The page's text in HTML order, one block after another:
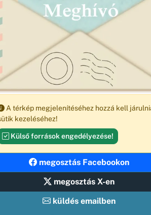
A térkép megjelenítéséhez hozzá kell
kezeléséhez!
Külső források engedélyezése!
megosztás Facebookon
megosztás X-en
küldés emailben